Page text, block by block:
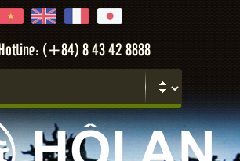
Hotline: (+84) 8 43 42 8888